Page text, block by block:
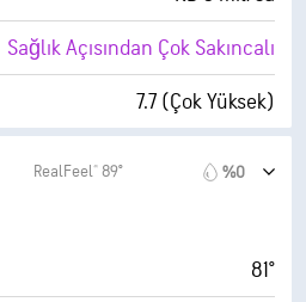
%0
6 mil
Sağlık Açısından Çok Sakıncalı
7.7 (Çok Yüksek)
30° F
RealFeel® 89° %0
81°